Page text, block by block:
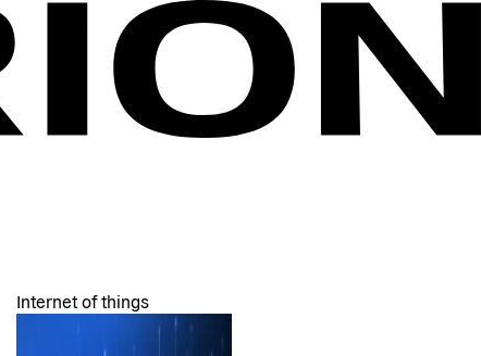
Internet of things